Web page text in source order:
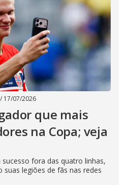
/ 17/07/2026
que mais
na Copa; veja
fora das quatro linhas,
legiões de fãs nas redes